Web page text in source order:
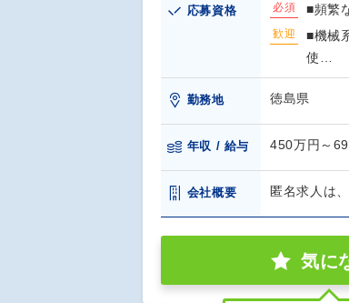
応募資格 必須 ■頻繁
歓迎
■機械
使…
勤務地 徳島県
年収 / 給与 450万円～
会社概要 匿名求人は
気に